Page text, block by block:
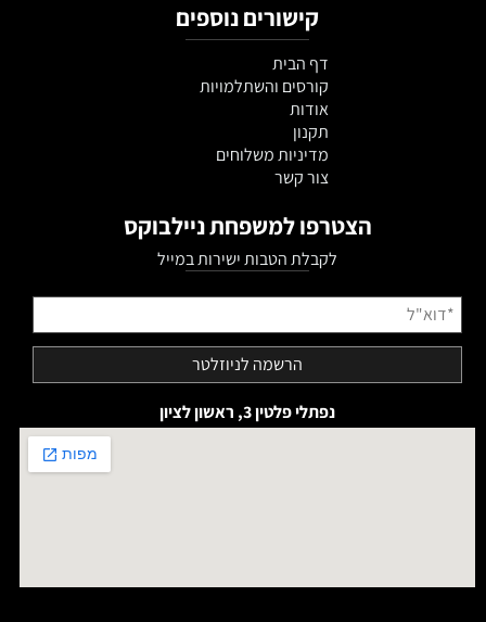
קישורים נוספים
דף הבית
קורסים והשתלמויות
אודות
תקנון
מדיניות משלוחים
צור קשר
הצטרפו למשפחת ניילבוקס
לקבלת הטבות ישירות במייל
נפתלי פלטין 3, ראשון לציון